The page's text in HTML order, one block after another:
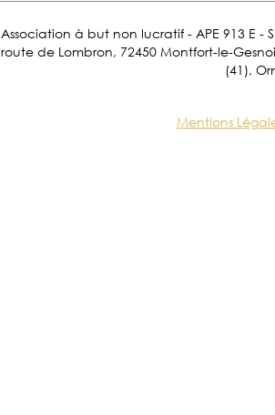
Association à but non lucratif - APE 913 E -
route de Lombron, 72450 Montfort-le-
(41),
Mentions